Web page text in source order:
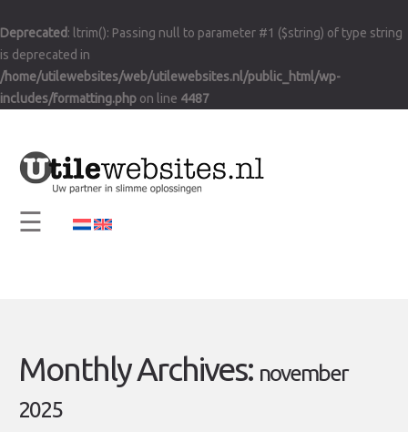
Deprecated: ltrim(): Passing null to parameter #1 ($string) of type string
is deprecated in
/home/utilewebsites/web/utilewebsites.nl/public_html/wp-
includes/formatting.php on line 4487
×
Home
Visie en Missie
Diensten
Support
Contact
☰
Monthly Archives: november
2025